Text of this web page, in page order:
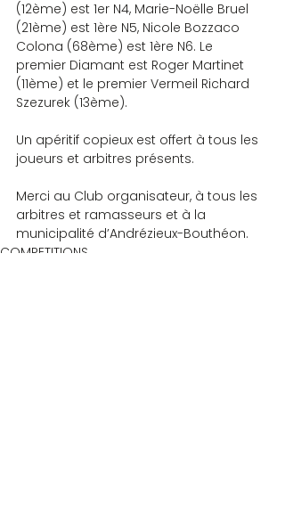
(12ème) est 1er N4, Marie-Noëlle Bruel
(21ème) est 1ère N5, Nicole Bozzaco
Colona (68ème) est 1ère N6. Le
premier Diamant est Roger Martinet
(11ème) et le premier Vermeil Richard
Szezurek (13ème).
Un apéritif copieux est offert à tous les
joueurs et arbitres présents.
Merci au Club organisateur, à tous les
arbitres et ramasseurs et à la
municipalité d’Andrézieux-Bouthéon.
COMPETITIONS